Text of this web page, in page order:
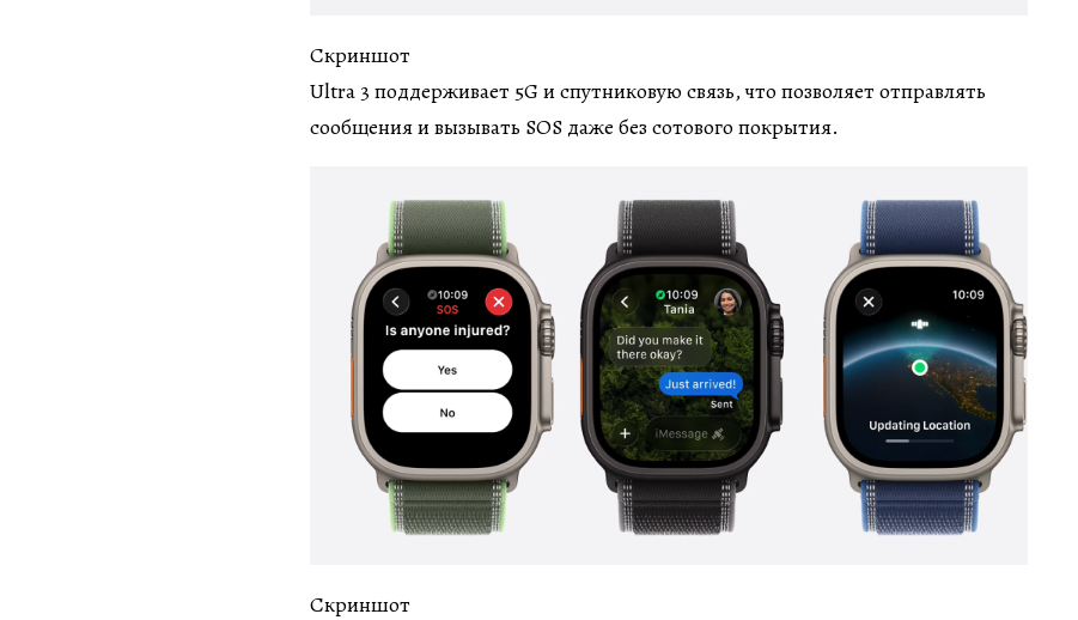
Скриншот
Ultra 3 поддерживает 5G и спутниковую связь, что позволяет отправлять
сообщения и вызывать SOS даже без сотового покрытия.
Скриншот